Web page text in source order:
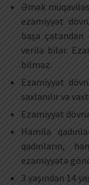
Əmək
ezamiyyət
başa
verilə bilər.
bilməz.
Ezamiyyət
saxlanılır və
Ezamiyyət
Hamilə
qadınların,
ezamiyyətə
3 yaşından 14